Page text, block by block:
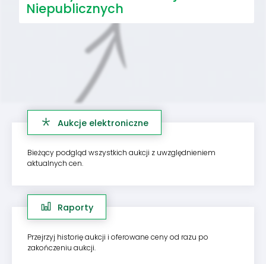
Niepublicznych
Aukcje elektroniczne
Bieżący podgląd wszystkich aukcji z uwzględnieniem
aktualnych cen.
Raporty
Przejrzyj historię aukcji i oferowane ceny od razu po
zakończeniu aukcji.